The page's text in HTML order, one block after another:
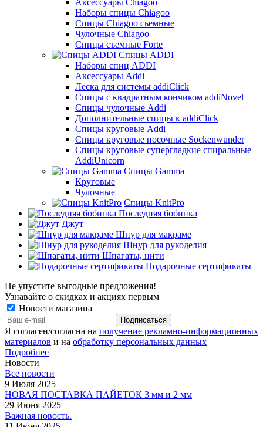
Аксессуары Chiagoo
Наборы спицы Chiagoo
Спицы Chiagoo сьемные
Чулочные Chiagoo
Спицы съемные Forte
Спицы ADDI
Наборы спиц ADDI
Аксессуары Addi
Леска для системы addiClick
Спицы с квадратным кончиком addiNovel
Спицы чулочные Addi
Дополнительные спицы к addiClick
Спицы круговые Addi
Спицы круговые носочные Sockenwunder
Спицы круговые супергладкие спиральные
AddiUnicorn
Спицы Gamma
Круговые
Чулочные
Спицы KnitPro
Последняя бобинка
Джут
Шнур для макраме
Шнур для рукоделия
Шпагаты, нити
Подарочные сертификаты
Не упустите выгодные предложения!
Узнавайте о скидках и акциях первым
Новости магазина
Я согласен/согласна на получение рекламно-информационных
материалов и на обработку персональных данных
Подробнее
Новости
Все новости
9 Июля 2025
НОВАЯ ПОСТАВКА ПАЙЕТОК 3 мм и 2 мм
29 Июня 2025
Важная новость.